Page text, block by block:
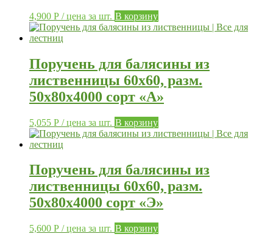
4,900 Р / цена за шт. В корзину
Поручень для балясины из
лиственницы 60х60, разм.
50х80х4000 сорт «А»
5,055 Р / цена за шт. В корзину
Поручень для балясины из
лиственницы 60х60, разм.
50х80х4000 сорт «Э»
5,600 Р / цена за шт. В корзину